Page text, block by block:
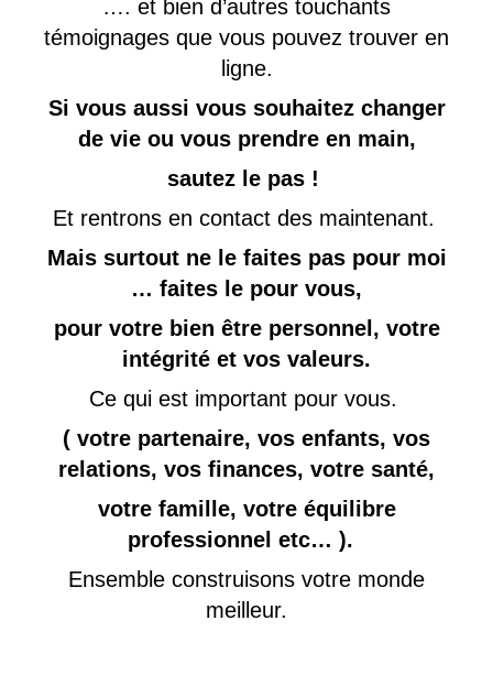
…. et bien d’autres touchants
témoignages que vous pouvez trouver en
ligne.
Si vous aussi vous souhaitez changer
de vie ou vous prendre en main,
sautez le pas !
Et rentrons en contact des maintenant.
Mais surtout ne le faites pas pour moi
… faites le pour vous,
pour votre bien être personnel, votre
intégrité et vos valeurs.
Ce qui est important pour vous.
( votre partenaire, vos enfants, vos
relations, vos finances, votre santé,
votre famille, votre équilibre
professionnel etc… ).
Ensemble construisons votre monde
meilleur.